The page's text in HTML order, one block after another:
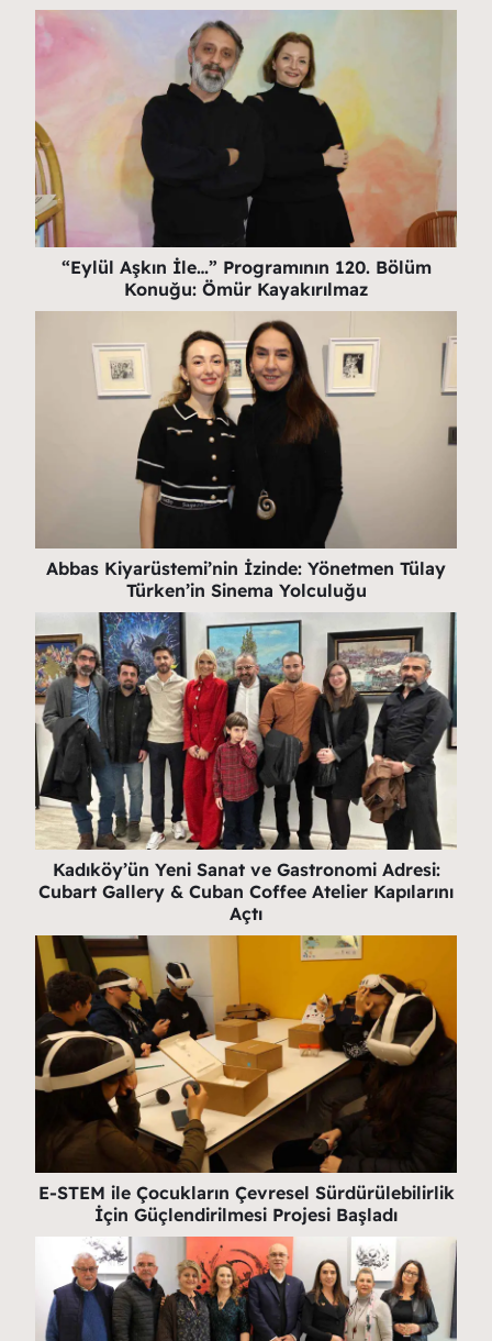
“Eylül Aşkın İle…” Programının 120. Bölüm
Konuğu: Ömür Kayakırılmaz
Abbas Kiyarüstemi’nin İzinde: Yönetmen Tülay
Türken’in Sinema Yolculuğu
Kadıköy’ün Yeni Sanat ve Gastronomi Adresi:
Cubart Gallery & Cuban Coffee Atelier Kapılarını
Açtı
E-STEM ile Çocukların Çevresel Sürdürülebilirlik
İçin Güçlendirilmesi Projesi Başladı